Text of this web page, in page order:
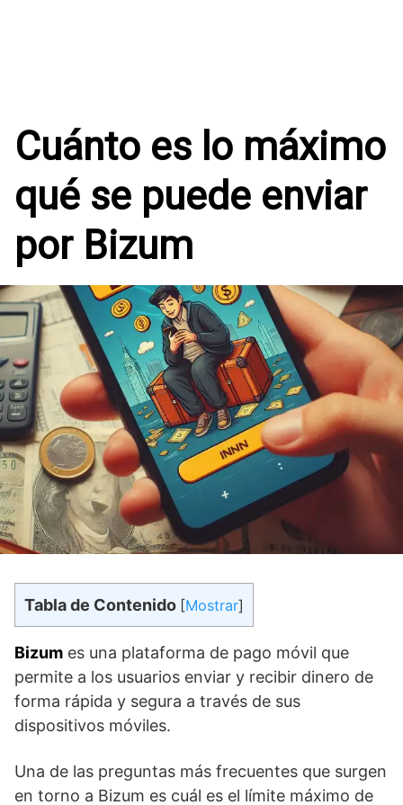
Cuánto es lo máximo
qué se puede enviar
por Bizum
Tabla de Contenido [Mostrar]
Bizum es una plataforma de pago móvil que
permite a los usuarios enviar y recibir dinero⁤ de
forma rápida y segura a través de sus
⁣dispositivos⁤ móviles.
Una de las preguntas más frecuentes que surgen
en torno a‍ Bizum ⁤es cuál es el límite máximo de